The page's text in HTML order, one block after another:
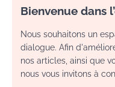
Bienvenue dans
Nous souhaitons un
dialogue. Afin
nos articles, ainsi que
nous vous invitons à